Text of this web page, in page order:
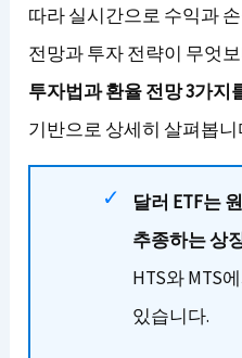
따라 실시간으로 수익과
전망과 투자 전략이 무엇
투자법과 환율 전망 3가지
기반으로 상세히 살펴봅니
달러 ETF는
추종하는 상
HTS와 MTS
있습니다.